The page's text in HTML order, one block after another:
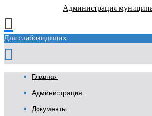
Администрация
Для слабовидящих
Главная
Администрация
Документы